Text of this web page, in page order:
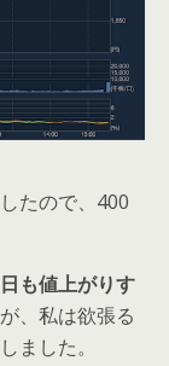
たので、400
も値上がりす
、私は欲張る
ました。